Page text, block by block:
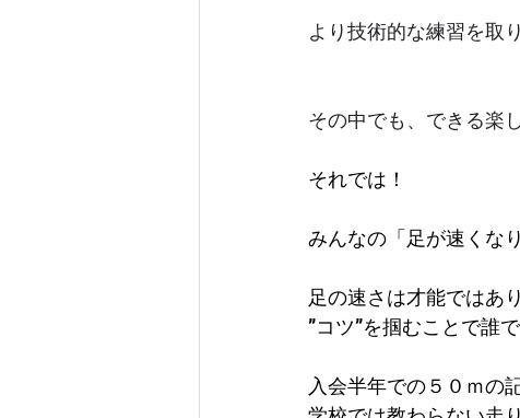
より技術的な練習を取
その中でも、できる楽
それでは！
みんなの「足が速くな
足の速さは才能ではあ
”コツ”を掴むことで誰
入会半年での５０ｍの